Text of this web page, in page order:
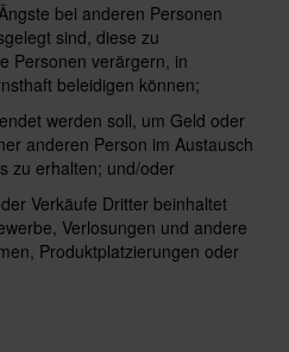
bei anderen Personen
sind, diese zu
Personen verärgern, in
beleidigen können;
werden soll, um Geld oder
anderen Person im Austausch
zu erhalten; und/oder
Verkäufe Dritter beinhaltet
Verlosungen und andere
Produktplatzierungen oder